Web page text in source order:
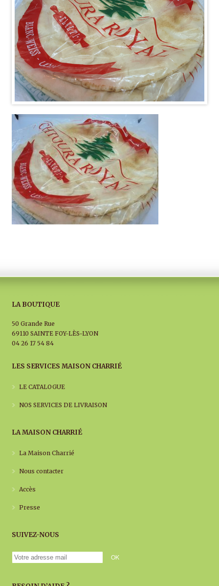
LA BOUTIQUE
50 Grande Rue
69110 SAINTE FOY-LÈS-LYON
04 26 17 54 84
LES SERVICES MAISON CHARRIÉ
LE CATALOGUE
NOS SERVICES DE LIVRAISON
LA MAISON CHARRIÉ
La Maison Charrié
Nous contacter
Accès
Presse
SUIVEZ-NOUS